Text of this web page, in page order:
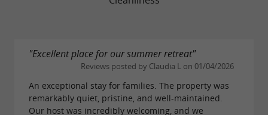
"Excellent place for our summer retreat"
Reviews posted by Claudia L on 01/04/2026
An exceptional stay for families. The property was
remarkably quiet, pristine, and well-maintained.
Our host was incredibly welcoming, and we